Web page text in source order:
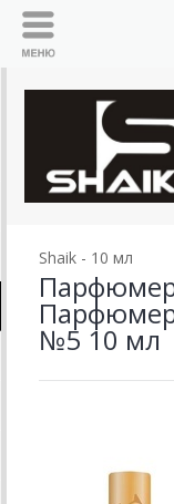
Shaik - 10 мл
№5 10 мл